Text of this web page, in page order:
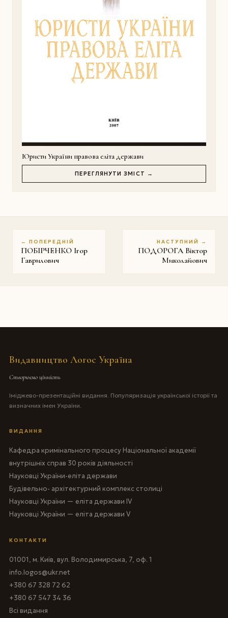
Юристи України правова еліта держави
ПЕРЕГЛЯНУТИ ЗМІСТ →
← ПОПЕРЕДНІЙ
ПОБІРЧЕНКО Ігор
Гаврилович
НАСТУПНИЙ →
ПОДОРОГА Віктор
Миколайович
Видавництво Логос Україна
Створюємо цінність
Іміджево-презентаційні видання. Популяризація української історії та
визначних імен України.
ВИДАННЯ
Кафедра кримінального процесу Національної академії
внутрішніх справ 30 років діяльності
Науковці України-еліта держави
Будівельно- архітектурний комплекс столиці
Науковці України — еліта держави IV
Науковці України — еліта держави V
КОНТАКТИ
01001, м. Київ, вул. Володимирська, 7, оф. 1
info.logos@ukr.net
+380 67 328 72 62
+380 67 547 34 36
Всі видання